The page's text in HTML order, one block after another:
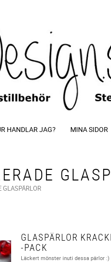
HANDLAR JAG? MINA SIDOR
GLASPÄRLOR
GLASPÄRLOR
-PACK
Läckert mönster inuti dessa pärlor :)